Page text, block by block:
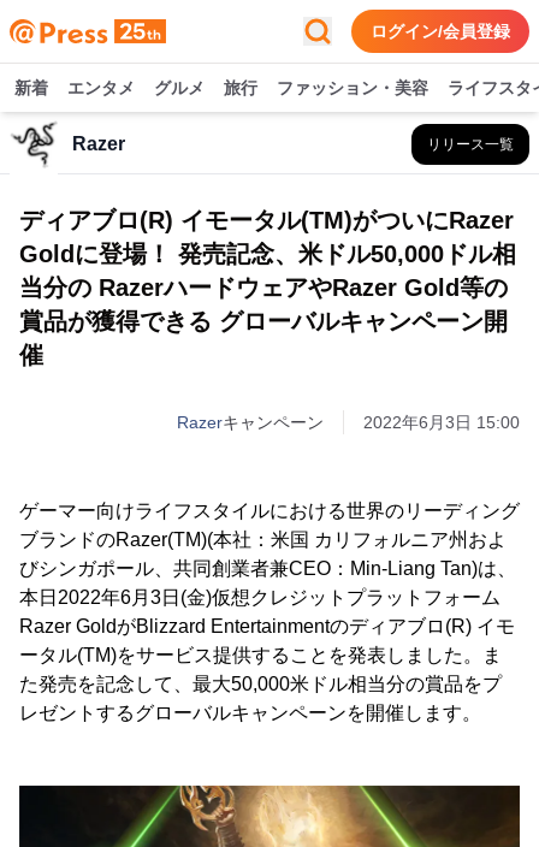
ログイン/会員登録
新着 エンタメ グルメ 旅行 ファッション・美容 ライフスタ
Razer リリース一覧
ディアブロ(R) イモータル(TM)がついにRazer
Goldに登場！ 発売記念、米ドル50,000ドル相
当分の RazerハードウェアやRazer Gold等の
賞品が獲得できる グローバルキャンペーン開
催
Razerキャンペーン 2022年6月3日 15:00
ゲーマー向けライフスタイルにおける世界のリーディング
ブランドのRazer(TM)(本社：米国 カリフォルニア州およ
びシンガポール、共同創業者兼CEO：Min-Liang Tan)は、
本日2022年6月3日(金)仮想クレジットプラットフォーム
Razer GoldがBlizzard Entertainmentのディアブロ(R) イモ
ータル(TM)をサービス提供することを発表しました。ま
た発売を記念して、最大50,000米ドル相当分の賞品をプ
レゼントするグローバルキャンペーンを開催します。